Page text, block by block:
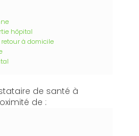
hôpital
à domicile
de santé à
de :